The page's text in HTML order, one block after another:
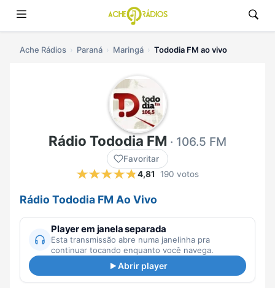
Ache Rádios Paraná Maringá Tododia FM ao vivo
Rádio Tododia FM · 106.5 FM
Favoritar
4,81
190 votos
Rádio Tododia FM Ao Vivo
Player em janela separada
Esta transmissão abre numa janelinha pra
continuar tocando enquanto você navega.
Abrir player